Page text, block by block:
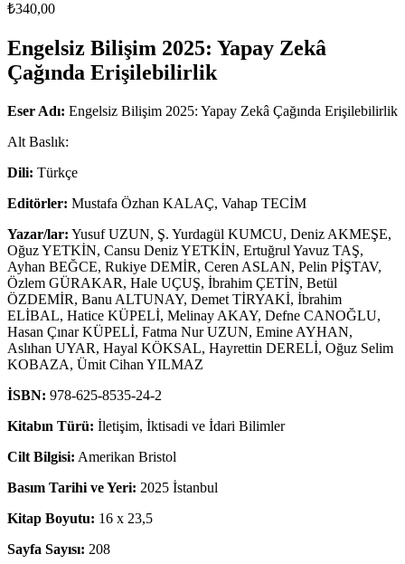
₺340,00
Engelsiz Bilişim 2025: Yapay Zekâ
Çağında Erişilebilirlik
Eser Adı: Engelsiz Bilişim 2025: Yapay Zekâ Çağında Erişilebilirlik
Alt Baslık:
Dili: Türkçe
Editörler: Mustafa Özhan KALAÇ, Vahap TECİM
Yazar/lar: Yusuf UZUN, Ş. Yurdagül KUMCU, Deniz AKMEŞE,
Oğuz YETKİN, Cansu Deniz YETKİN, Ertuğrul Yavuz TAŞ,
Ayhan BEĞCE, Rukiye DEMİR, Ceren ASLAN, Pelin PİŞTAV,
Özlem GÜRAKAR, Hale UÇUŞ, İbrahim ÇETİN, Betül
ÖZDEMİR, Banu ALTUNAY, Demet TİRYAKİ, İbrahim
ELİBAL, Hatice KÜPELİ, Melinay AKAY, Defne CANOĞLU,
Hasan Çınar KÜPELİ, Fatma Nur UZUN, Emine AYHAN,
Aslıhan UYAR, Hayal KÖKSAL, Hayrettin DERELİ, Oğuz Selim
KOBAZA, Ümit Cihan YILMAZ
İSBN: 978-625-8535-24-2
Kitabın Türü: İletişim, İktisadi ve İdari Bilimler
Cilt Bilgisi: Amerikan Bristol
Basım Tarihi ve Yeri: 2025 İstanbul
Kitap Boyutu: 16 x 23,5
Sayfa Sayısı: 208